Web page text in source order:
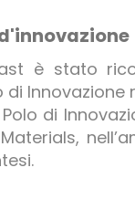
è stato
Innovazione
di